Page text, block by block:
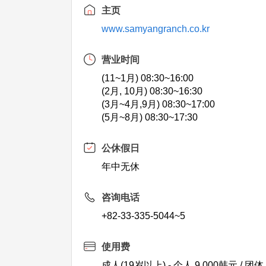
主页
www.samyangranch.co.kr
营业时间
(11~1月) 08:30~16:00
(2月, 10月) 08:30~16:30
(3月~4月,9月) 08:30~17:00
(5月~8月) 08:30~17:30
公休假日
年中无休
咨询电话
+82-33-335-5044~5
使用费